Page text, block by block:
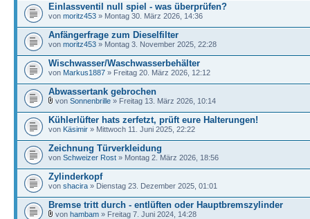
Einlassventil null spiel - was überprüfen?
von moritz453 » Montag 30. März 2026, 14:36
Anfängerfrage zum Dieselfilter
von moritz453 » Montag 3. November 2025, 22:28
Wischwasser/Waschwasserbehälter
von Markus1887 » Freitag 20. März 2026, 12:12
Abwassertank gebrochen
von Sonnenbrille » Freitag 13. März 2026, 10:14
Kühlerlüfter hats zerfetzt, prüft eure Halterungen!
von Käsimir » Mittwoch 11. Juni 2025, 22:22
Zeichnung Türverkleidung
von Schweizer Rost » Montag 2. März 2026, 18:56
Zylinderkopf
von shacira » Dienstag 23. Dezember 2025, 01:01
Bremse tritt durch - entlüften oder Hauptbremszylinder
von hambam » Freitag 7. Juni 2024, 14:28